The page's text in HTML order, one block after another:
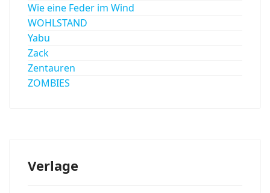
Wie eine Feder im Wind
WOHLSTAND
Yabu
Zack
Zentauren
ZOMBIES
Verlage